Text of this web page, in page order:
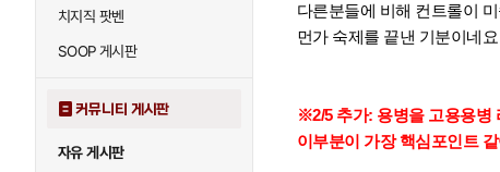
치지직 팟벤
SOOP 게시판
커뮤니티 게시판
자유 게시판
다른분들에 비해 컨트롤이
먼가 숙제를 끝낸 기분이네요
※2/5 추가: 용병을 고용용병
이부분이 가장 핵심포인트